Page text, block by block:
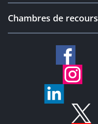
Chambres de recours